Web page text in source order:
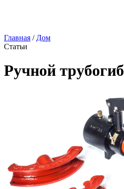
Главная / Дом
Статьи
Ручной трубогиб